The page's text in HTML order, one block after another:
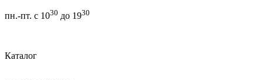
пн.-пт. с 1030 до 1930
Каталог